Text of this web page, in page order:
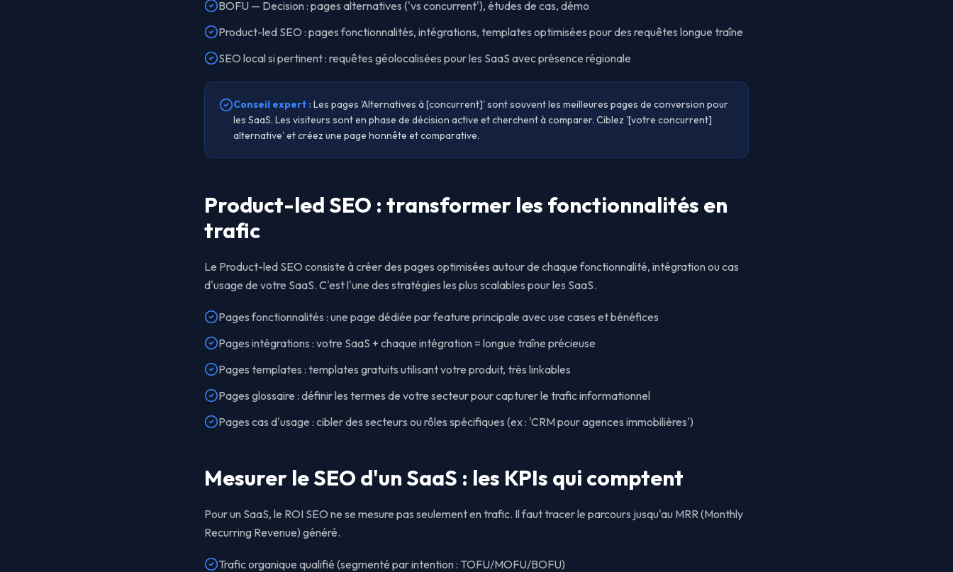
BOFU — Decision : pages alternatives ('vs concurrent'), études de cas, démo
Product-led SEO : pages fonctionnalités, intégrations, templates optimisées pour des requêtes longue traîne
SEO local si pertinent : requêtes géolocalisées pour les SaaS avec présence régionale
Conseil expert :Les pages 'Alternatives à [concurrent]' sont souvent les meilleures pages de conversion pour
les SaaS. Les visiteurs sont en phase de décision active et cherchent à comparer. Ciblez '[votre concurrent]
alternative' et créez une page honnête et comparative.
Product-led SEO : transformer les fonctionnalités en
trafic
Le Product-led SEO consiste à créer des pages optimisées autour de chaque fonctionnalité, intégration ou cas
d'usage de votre SaaS. C'est l'une des stratégies les plus scalables pour les SaaS.
Pages fonctionnalités : une page dédiée par feature principale avec use cases et bénéfices
Pages intégrations : votre SaaS + chaque intégration = longue traîne précieuse
Pages templates : templates gratuits utilisant votre produit, très linkables
Pages glossaire : définir les termes de votre secteur pour capturer le trafic informationnel
Pages cas d'usage : cibler des secteurs ou rôles spécifiques (ex : 'CRM pour agences immobilières')
Mesurer le SEO d'un SaaS : les KPIs qui comptent
Pour un SaaS, le ROI SEO ne se mesure pas seulement en trafic. Il faut tracer le parcours jusqu'au MRR (Monthly
Recurring Revenue) généré.
Trafic organique qualifié (segmenté par intention : TOFU/MOFU/BOFU)